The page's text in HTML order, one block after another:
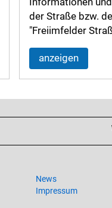
der Straße bzw.
"Freiimfelder
anzeigen
News
Impressum